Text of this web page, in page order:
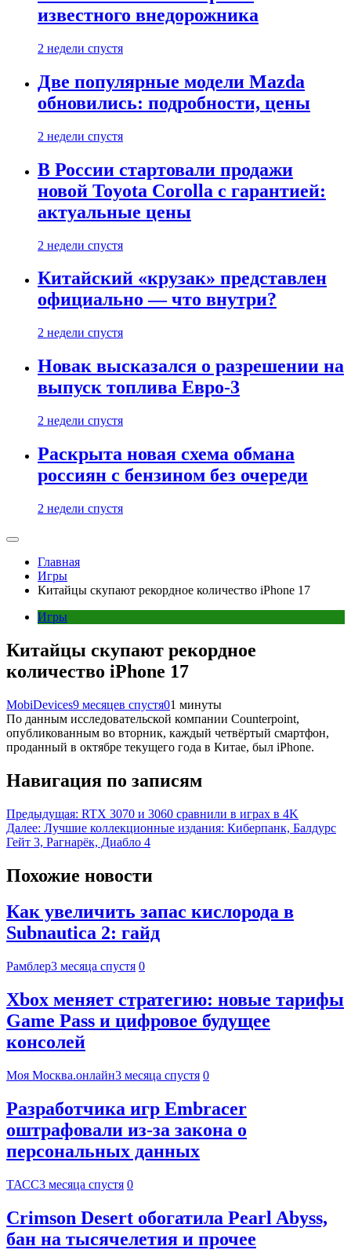
известного внедорожника
2 недели спустя
Две популярные модели Mazda
обновились: подробности, цены
2 недели спустя
В России стартовали продажи
новой Toyota Corolla с гарантией:
актуальные цены
2 недели спустя
Китайский «крузак» представлен
официально — что внутри?
2 недели спустя
Новак высказался о разрешении на
выпуск топлива Евро-3
2 недели спустя
Раскрыта новая схема обмана
россиян с бензином без очереди
2 недели спустя
Главная
Игры
Китайцы скупают рекордное количество iPhone 17
Игры
Китайцы скупают рекордное
количество iPhone 17
MobiDevices9 месяцев спустя01 минуты
По данным исследовательской компании Counterpoint,
опубликованным во вторник, каждый четвёртый смартфон,
проданный в октябре текущего года в Китае, был iPhone.
Навигация по записям
Предыдущая: RTX 3070 и 3060 сравнили в играх в 4K
Далее: Лучшие коллекционные издания: Киберпанк, Балдурс
Гейт 3, Рагнарёк, Диабло 4
Похожие новости
Как увеличить запас кислорода в
Subnautica 2: гайд
Рамблер3 месяца спустя 0
Xbox меняет стратегию: новые тарифы
Game Pass и цифровое будущее
консолей
Моя Москва.онлайн3 месяца спустя 0
Разработчика игр Embracer
оштрафовали из-за закона о
персональных данных
ТАСС3 месяца спустя 0
Crimson Desert обогатила Pearl Abyss,
бан на тысячелетия и прочее